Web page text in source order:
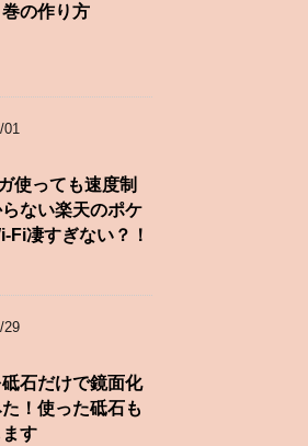
巻の作り方
01
使っても速度制
ない楽天のポケ
Fi凄すぎない？！
29
石だけで鏡面化
た！使った砥石も
す